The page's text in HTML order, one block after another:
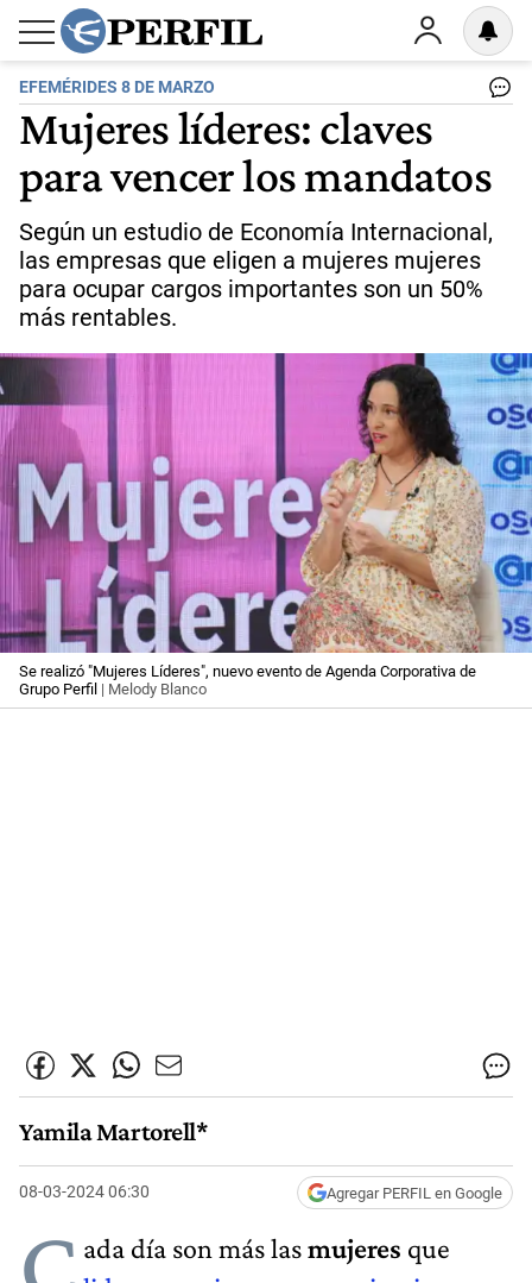
EFEMÉRIDES 8 DE MARZO
Mujeres líderes: claves
para vencer los mandatos
Según un estudio de Economía Internacional,
las empresas que eligen a mujeres mujeres
para ocupar cargos importantes son un 50%
más rentables.
Se realizó "Mujeres Líderes", nuevo evento de Agenda Corporativa de
Grupo Perfil | Melody Blanco
Yamila Martorell*
08-03-2024 06:30 Agregar PERFIL en Google
ada día son más lasmujeres que